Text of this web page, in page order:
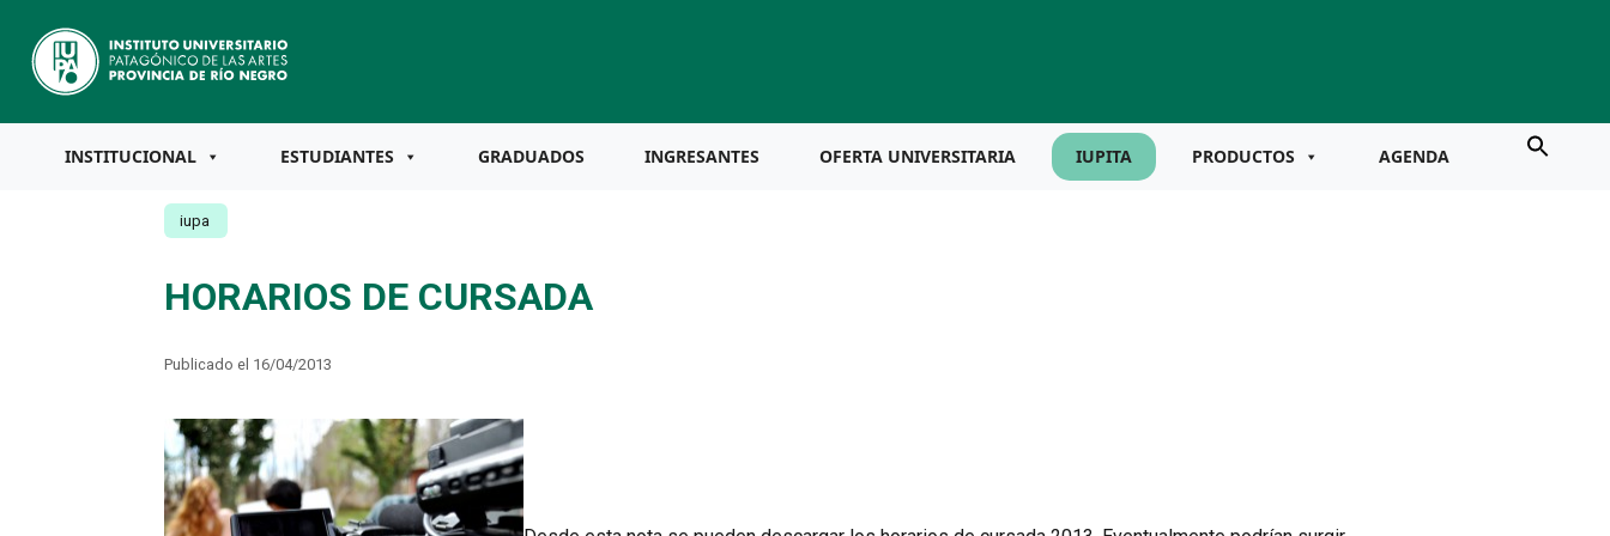
INSTITUCIONAL ESTUDIANTES GRADUADOS INGRESANTES OFERTA UNIVERSITARIA IUPITA PRODUCTOS AGENDA
iupa
HORARIOS DE CURSADA
Publicado el 16/04/2013